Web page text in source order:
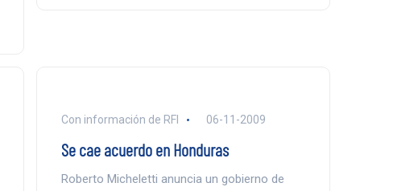
Con información de RFI 06-11-2009
Se cae acuerdo en Honduras
Roberto Micheletti anuncia un gobierno de